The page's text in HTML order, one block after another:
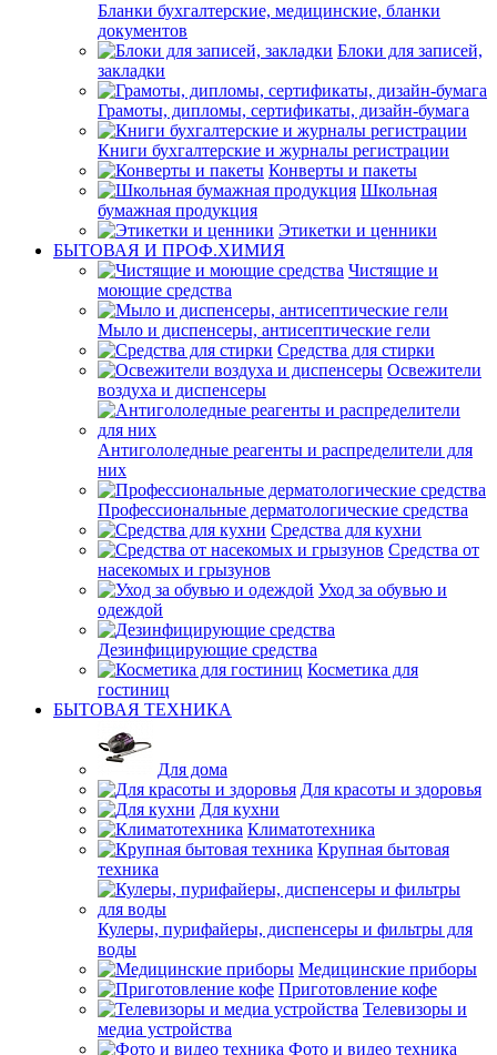
Бланки бухгалтерские, медицинские, бланки
документов
Блоки для записей,
закладки
Грамоты, дипломы, сертификаты, дизайн-бумага
Книги бухгалтерские и журналы регистрации
Конверты и пакеты
Школьная
бумажная продукция
Этикетки и ценники
БЫТОВАЯ И ПРОФ.ХИМИЯ
Чистящие и
моющие средства
Мыло и диспенсеры, антисептические гели
Средства для стирки
Освежители
воздуха и диспенсеры
Антигололедные реагенты и распределители для
них
Профессиональные дерматологические средства
Средства для кухни
Средства от
насекомых и грызунов
Уход за обувью и
одеждой
Дезинфицирующие средства
Косметика для
гостиниц
БЫТОВАЯ ТЕХНИКА
Для дома
Для красоты и здоровья
Для кухни
Климатотехника
Крупная бытовая
техника
Кулеры, пурифайеры, диспенсеры и фильтры для
воды
Медицинские приборы
Приготовление кофе
Телевизоры и
медиа устройства
Фото и видео техника